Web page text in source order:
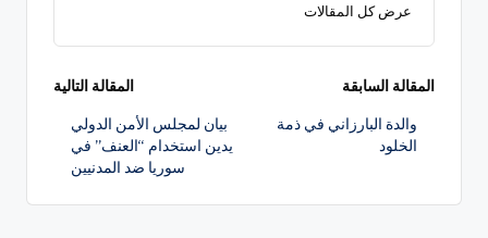
عرض كل المقالات
تصفّح
المقالات
المقالة السابقة
والدة البارزاني في ذمة
الخلود
المقالة التالية
بيان لمجلس الأمن الدولي
يدين استخدام “العنف” في
سوريا ضد المدنيين